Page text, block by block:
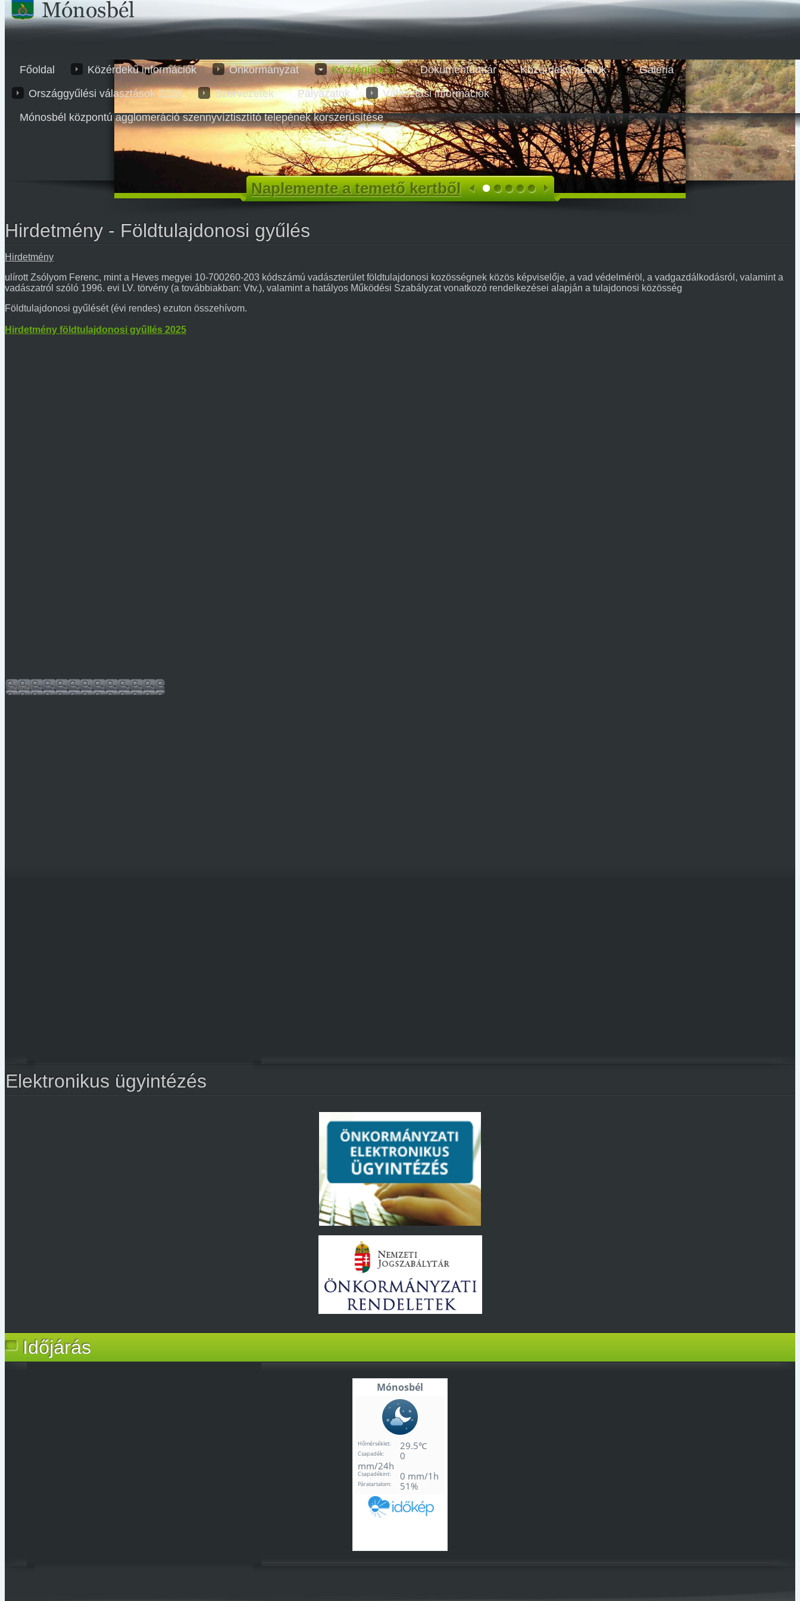
Főoldal Közérdekű információk Önkormányzat Községünkről Dokumentumtár Közérdekű adatok
Galéria
Országgyűlési választások 2026
Szervezetek Pályázatok
Választási információk
Mónosbél központú agglomeráció szennyvíztisztító telepének korszerűsítése
Naplemente a temető kertből
Hirdetmény - Földtulajdonosi gyűlés
Hirdetmény
ulírott Zsólyom Ferenc, mint a Heves megyei 10-700260-203 kódszámú vadászterület földtulajdonosi kozösségnek közös képviselője, a vad védelméröl, a vadgazdálkodásról, valamint a
vadászatról szóló 1996. evi LV. törvény (a továbbiakban: Vtv.), valamint a hatályos Működési Szabályzat vonatkozó rendelkezései alapján a tulajdonosi közösség
Földtulajdonosi gyűlését (évi rendes) ezuton összehívom.
Hirdetmény földtulajdonosi gyűllés 2025
Elektronikus ügyintézés
Időjárás